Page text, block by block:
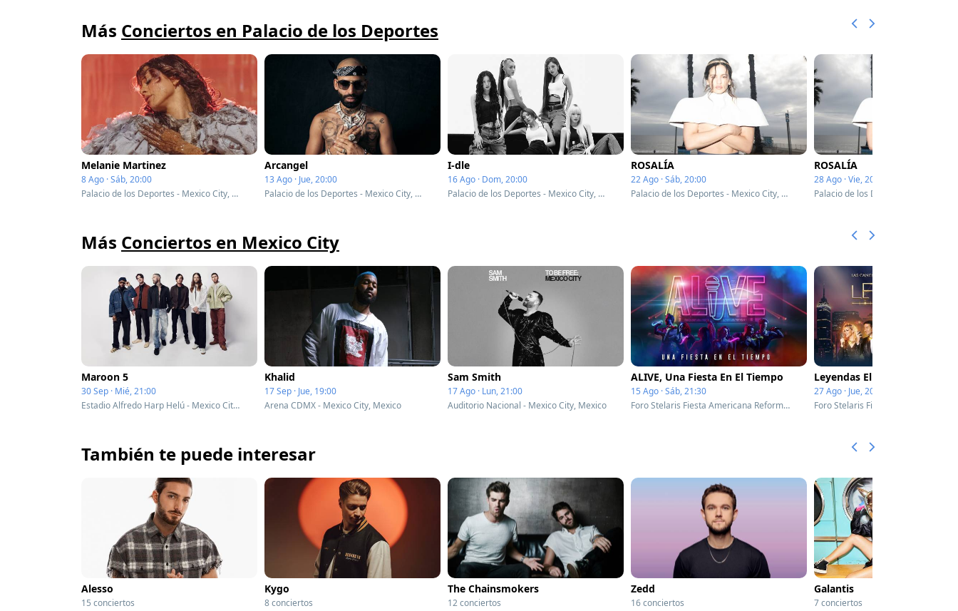
Más Conciertos en Palacio de los Deportes
Melanie Martinez
8 Ago · Sáb, 20:00
Palacio de los Deportes - Mexico City, Mexico
Arcangel
13 Ago · Jue, 20:00
Palacio de los Deportes - Mexico City, Mexico
I-dle
16 Ago · Dom, 20:00
Palacio de los Deportes - Mexico City, Mexico
ROSALÍA
22 Ago · Sáb, 20:00
Palacio de los Deportes - Mexico City, Mexico
ROSALÍA
28 Ago · Vie, 20:00
Más Conciertos en Mexico City
Maroon 5
30 Sep · Mié, 21:00
Estadio Alfredo Harp Helú - Mexico City, Mexico
Khalid
17 Sep · Jue, 19:00
Arena CDMX - Mexico City, Mexico
Sam Smith
17 Ago · Lun, 21:00
Auditorio Nacional - Mexico City, Mexico
ALIVE, Una Fiesta En El Tiempo
15 Ago · Sáb, 21:30
Foro Stelaris Fiesta Americana Reforma - Mexico City, Mexico
Leyendas El Show
27 Ago · Jue, 20:30
También te puede interesar
Alesso
15 conciertos
Kygo
8 conciertos
The Chainsmokers
12 conciertos
Zedd
16 conciertos
Galantis
7 conciertos